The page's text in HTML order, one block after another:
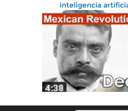
inteligencia